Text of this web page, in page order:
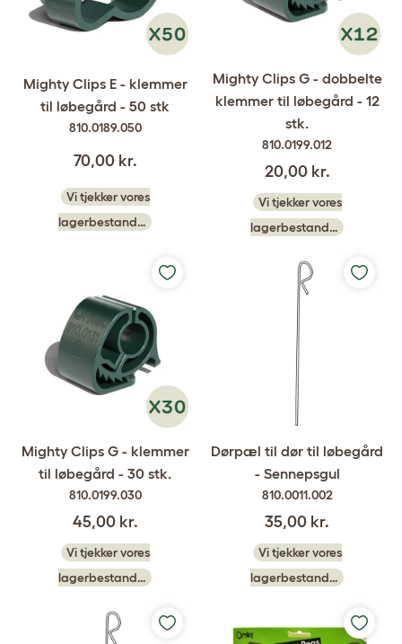
Mighty Clips E - klemmer
til løbegård - 50 stk
810.0189.050
70,00 kr.
Vi tjekker vores
lagerbestand…
Mighty Clips G - dobbelte
klemmer til løbegård - 12
stk.
810.0199.012
20,00 kr.
Vi tjekker vores
lagerbestand…
Mighty Clips G - klemmer
til løbegård - 30 stk.
810.0199.030
45,00 kr.
Vi tjekker vores
lagerbestand…
Dørpæl til dør til løbegård
- Sennepsgul
810.0011.002
35,00 kr.
Vi tjekker vores
lagerbestand…